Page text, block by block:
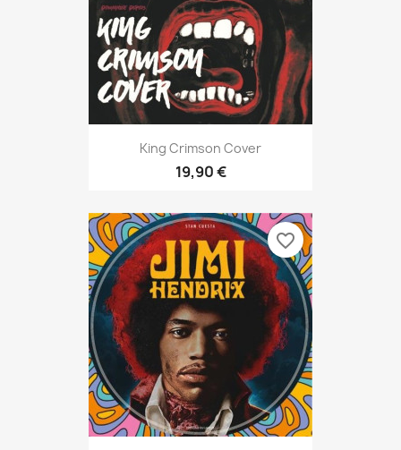
King Crimson Cover
19,90 €
favorite_border